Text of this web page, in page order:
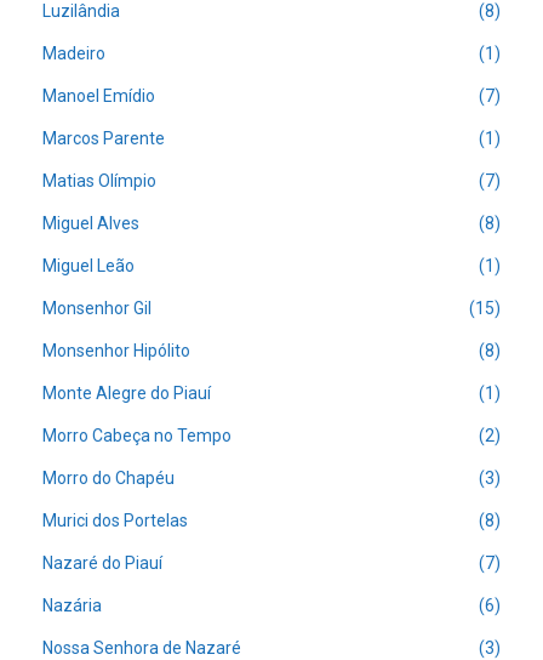
Luzilândia (8)
Madeiro (1)
Manoel Emídio (7)
Marcos Parente (1)
Matias Olímpio (7)
Miguel Alves (8)
Miguel Leão (1)
Monsenhor Gil (15)
Monsenhor Hipólito (8)
Monte Alegre do Piauí (1)
Morro Cabeça no Tempo (2)
Morro do Chapéu (3)
Murici dos Portelas (8)
Nazaré do Piauí (7)
Nazária (6)
Nossa Senhora de Nazaré (3)